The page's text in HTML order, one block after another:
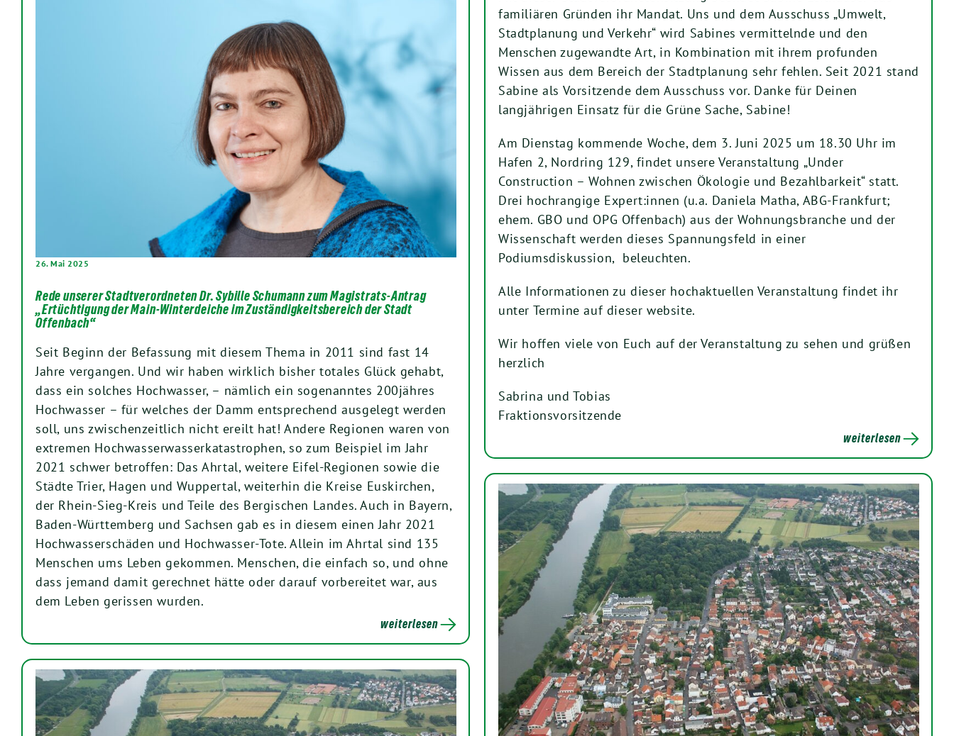
familiären Gründen ihr Mandat. Uns und dem Ausschuss „Umwelt,
Stadtplanung und Verkehr“ wird Sabines vermittelnde und den
Menschen zugewandte Art, in Kombination mit ihrem profunden
Wissen aus dem Bereich der Stadtplanung sehr fehlen. Seit 2021 stand
Sabine als Vorsitzende dem Ausschuss vor. Danke für Deinen
langjährigen Einsatz für die Grüne Sache, Sabine!
Am Dienstag kommende Woche, dem 3. Juni 2025 um 18.30 Uhr im
Hafen 2, Nordring 129, findet unsere Veranstaltung „Under
Construction – Wohnen zwischen Ökologie und Bezahlbarkeit“ statt.
Drei hochrangige Expert:innen (u.a. Daniela Matha, ABG-Frankfurt;
ehem. GBO und OPG Offenbach) aus der Wohnungsbranche und der
Wissenschaft werden dieses Spannungsfeld in einer
Podiumsdiskussion, beleuchten.
Alle Informationen zu dieser hochaktuellen Veranstaltung findet ihr
unter Termine auf dieser website.
Wir hoffen viele von Euch auf der Veranstaltung zu sehen und grüßen
herzlich
Sabrina und Tobias
Fraktionsvorsitzende
weiterlesen
26. Mai 2025
Rede unserer Stadtverordneten Dr. Sybille Schumann zum Magistrats-Antrag
„Ertüchtigung der Main-Winterdeiche im Zuständigkeitsbereich der Stadt
Offenbach“
Seit Beginn der Befassung mit diesem Thema in 2011 sind fast 14
Jahre vergangen. Und wir haben wirklich bisher totales Glück gehabt,
dass ein solches Hochwasser, – nämlich ein sogenanntes 200jähres
Hochwasser – für welches der Damm entsprechend ausgelegt werden
soll, uns zwischenzeitlich nicht ereilt hat! Andere Regionen waren von
extremen Hochwasserwasserkatastrophen, so zum Beispiel im Jahr
2021 schwer betroffen: Das Ahrtal, weitere Eifel-Regionen sowie die
Städte Trier, Hagen und Wuppertal, weiterhin die Kreise Euskirchen,
der Rhein-Sieg-Kreis und Teile des Bergischen Landes. Auch in Bayern,
Baden-Württemberg und Sachsen gab es in diesem einen Jahr 2021
Hochwasserschäden und Hochwasser-Tote. Allein im Ahrtal sind 135
Menschen ums Leben gekommen. Menschen, die einfach so, und ohne
dass jemand damit gerechnet hätte oder darauf vorbereitet war, aus
dem Leben gerissen wurden.
weiterlesen